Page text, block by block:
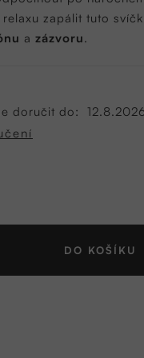
zapálit tuto
a zázvoru.
doručit do:
12.8.2026
DO KOŠÍKU